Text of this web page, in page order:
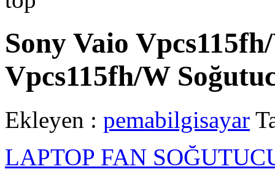
Sony Vaio
Vpcs115fh/W
Ekleyen : pemabilgisayar
LAPTOP FAN